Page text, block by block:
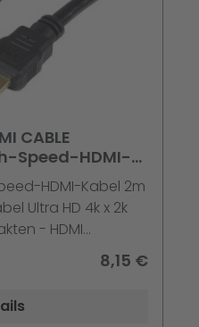
CABLE
Speed-HDMI-
HDMI-Kabel 2m
Ultra HD 4k x 2k
- HDMI
- HDMI-Kabel - HDMI
8,15 €